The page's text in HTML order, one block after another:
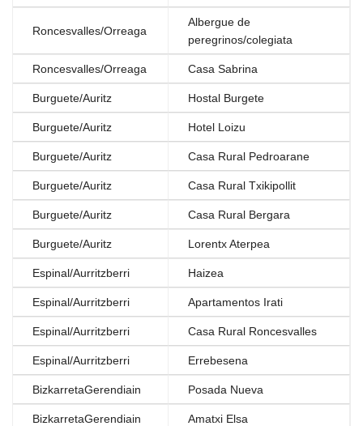
Roncesvalles/Orreaga
Albergue de
peregrinos/colegiata
Roncesvalles/Orreaga Casa Sabrina
Burguete/Auritz Hostal Burgete
Burguete/Auritz Hotel Loizu
Burguete/Auritz Casa Rural Pedroarane
Burguete/Auritz Casa Rural Txikipollit
Burguete/Auritz Casa Rural Bergara
Burguete/Auritz Lorentx Aterpea
Espinal/Aurritzberri Haizea
Espinal/Aurritzberri Apartamentos Irati
Espinal/Aurritzberri Casa Rural Roncesvalles
Espinal/Aurritzberri Errebesena
BizkarretaGerendiain Posada Nueva
BizkarretaGerendiain Amatxi Elsa